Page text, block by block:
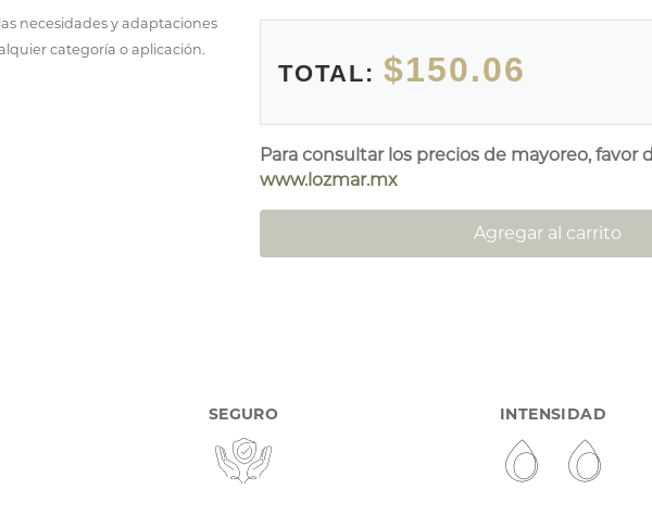
necesidades y adaptaciones
categoría o aplicación.
TOTAL: $150.06
Para consultar los precios de mayoreo, favor
www.lozmar.mx
Agregar al carrito
SEGURO INTENSIDAD